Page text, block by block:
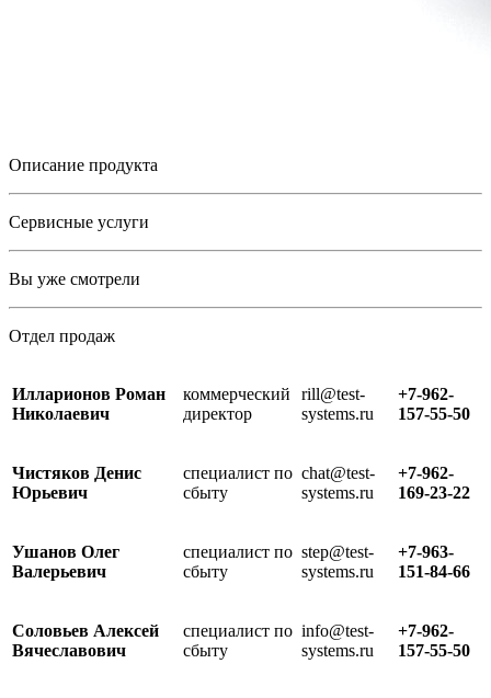
Описание продукта
Сервисные услуги
Вы уже смотрели
Отдел продаж
Илларионов Роман
Николаевич
коммерческий
директор
rill@test-
systems.ru
+7-962-
157-55-50
Чистяков Денис
Юрьевич
специалист по
сбыту
chat@test-
systems.ru
+7-962-
169-23-22
Ушанов Олег
Валерьевич
специалист по
сбыту
step@test-
systems.ru
+7-963-
151-84-66
Соловьев Алексей
Вячеславович
специалист по
сбыту
info@test-
systems.ru
+7-962-
157-55-50